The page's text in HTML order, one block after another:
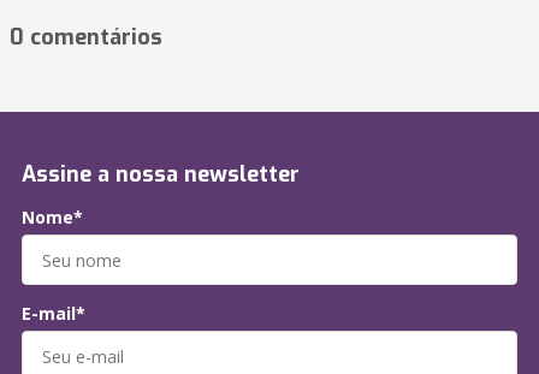
0 comentários
Assine a nossa newsletter
Nome*
E-mail*